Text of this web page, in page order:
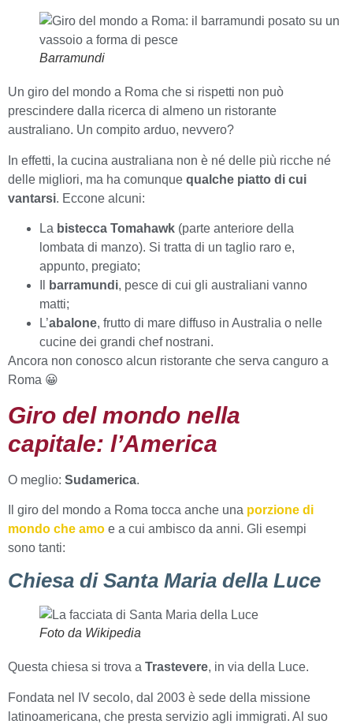
Barramundi
Un giro del mondo a Roma che si rispetti non può
prescindere dalla ricerca di almeno un ristorante
australiano. Un compito arduo, nevvero?
In effetti, la cucina australiana non è né delle più ricche né
delle migliori, ma ha comunque qualche piatto di cui
vantarsi. Eccone alcuni:
La bistecca Tomahawk (parte anteriore della
lombata di manzo). Si tratta di un taglio raro e,
appunto, pregiato;
barramundi, pesce di cui gli australiani vanno
matti;
L’abalone, frutto di mare diffuso in Australia o nelle
cucine dei grandi chef nostrani.
Ancora non conosco alcun ristorante che serva canguro a
Roma 😀
Giro del mondo nella
capitale: l’America
O meglio: Sudamerica.
Il giro del mondo a Roma tocca anche una porzione di
mondo che amo e a cui ambisco da anni. Gli esempi
sono tanti:
Chiesa di Santa Maria della Luce
Foto da Wikipedia
Questa chiesa si trova a Trastevere, in via della Luce.
Fondata nel IV secolo, dal 2003 è sede della missione
latinoamericana, che presta servizio agli immigrati. Al suo